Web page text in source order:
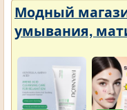
Модный
умывания,